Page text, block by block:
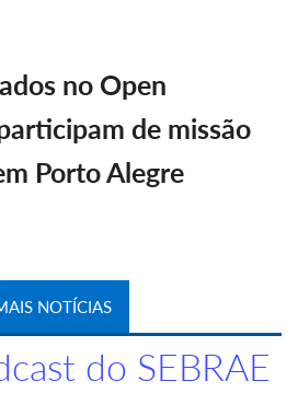
no Open
de missão
Porto Alegre
NOTÍCIAS
do SEBRAE